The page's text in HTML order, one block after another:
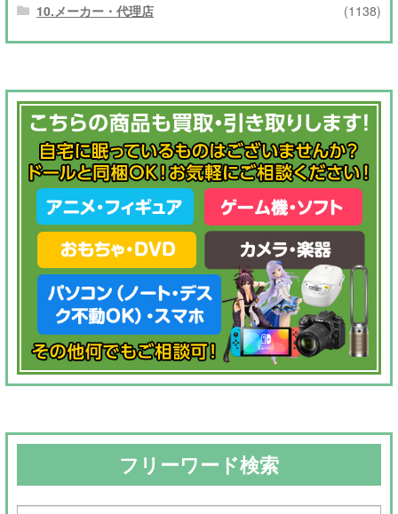
10.メーカー・代理店
(1138)
フリーワード検索